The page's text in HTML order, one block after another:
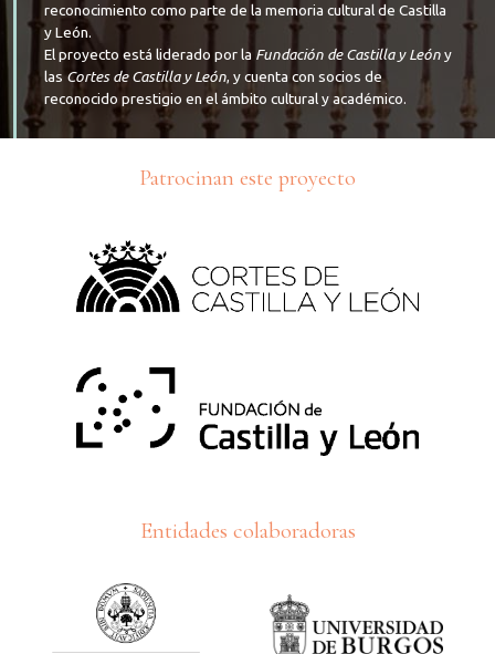
reconocimiento como parte de la memoria cultural de Castilla
y León.
El proyecto está liderado por la Fundación de Castilla y Leóny
lasCortes de Castilla y León, y cuenta con socios de
reconocido prestigio en el ámbito cultural y académico.
Patrocinan este proyecto
Entidades colaboradoras